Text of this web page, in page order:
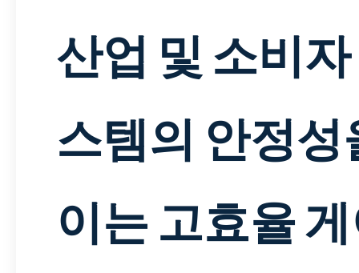
산업 및 소비
스템의 안정성
이는 고효율